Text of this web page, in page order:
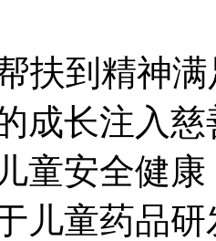
到精神满
成长注入
童安全健
儿童药品